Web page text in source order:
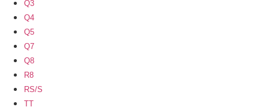
Q3
Q4
Q5
Q7
Q8
R8
RS/S
TT